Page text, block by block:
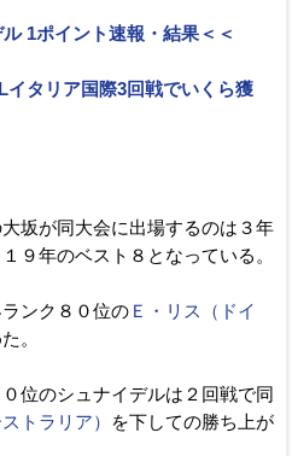
1ポイント速報・結果＜＜
イタリア国際3回戦でいくら獲
坂が同大会に出場するのは３年
９年のベスト８となっている。
ンク８０位の Ｅ・リス（ドイ
。
位のシュナイデルは２回戦で同
トラリア）
を下しての勝ち上が